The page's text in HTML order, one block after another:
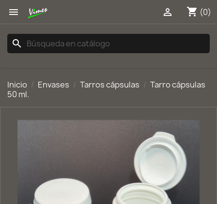
 shopping_cart (0)

search
Inicio Envases Tarros cápsulas
Tarro cápsulas
50 ml.